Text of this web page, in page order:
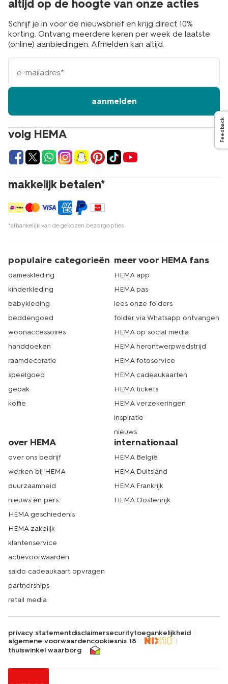
volg HEMA
makkelijk betalen*
*afhankelijk van de gekozen bezorgopties
altijd op de hoogte van onze acties
Schrijf je in voor de nieuwsbrief en krijg direct 10%
korting. Ontvang meerdere keren per week de laatste
(online) aanbiedingen. Afmelden kan altijd.
e-
mailadres
aanmelden
populaire categorieën
dameskleding
kinderkleding
babykleding
beddengoed
woonaccessoires
handdoeken
raamdecoratie
speelgoed
gebak
koffie
meer voor HEMA fans
HEMA app
HEMA pas
lees onze folders
folder via Whatsapp ontvangen
HEMA op social media
HEMA herontwerpwedstrijd
HEMA fotoservice
HEMA cadeaukaarten
HEMA tickets
HEMA verzekeringen
inspiratie
nieuws
over HEMA
over ons bedrijf
werken bij HEMA
duurzaamheid
nieuws en pers
HEMA geschiedenis
HEMA zakelijk
klantenservice
actievoorwaarden
saldo cadeaukaart opvragen
partnerships
retail media
internationaal
HEMA België
HEMA Duitsland
HEMA Frankrijk
HEMA Oostenrijk
privacy statementdisclaimersecuritytoegankelijkheid
algemene voorwaardencookiesnix 18
thuiswinkel waarborg
Feedback